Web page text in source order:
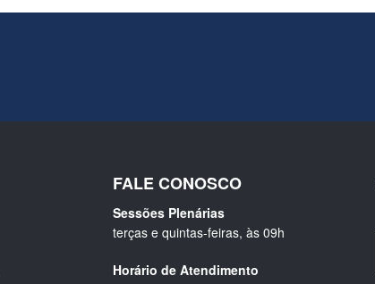
FALE CONOSCO
Sessões Plenárias
terças e quintas-feiras, às 09h
Horário de Atendimento